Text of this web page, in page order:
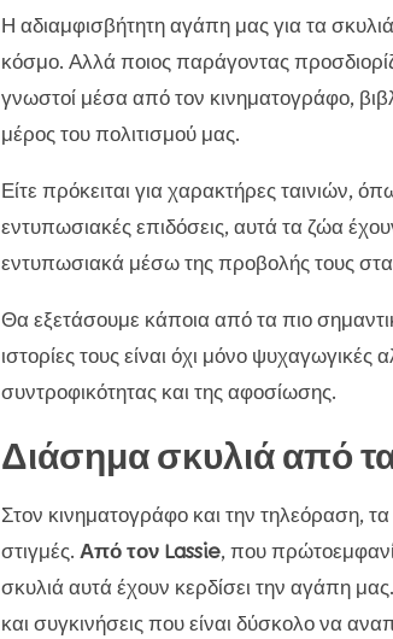
Η αδιαμφισβήτητη αγάπη μας για τα
κόσμο. Αλλά ποιος παράγοντας
γνωστοί μέσα από τον κινηματογράφο,
μέρος του πολιτισμού μας.
Είτε πρόκειται για χαρακτήρες ταινιών,
εντυπωσιακές επιδόσεις, αυτά τα ζώα
εντυπωσιακά μέσω της προβολής τους
Θα εξετάσουμε κάποια από τα πιο
ιστορίες τους είναι όχι μόνο ψυχαγωγικές
συντροφικότητας και της αφοσίωσης.
Διάσημα σκυλιά από
Στον κινηματογράφο και την τηλεόραση,
στιγμές. Από τον Lassie, που
σκυλιά αυτά έχουν κερδίσει την αγάπη
και συγκινήσεις που είναι δύσκολο να